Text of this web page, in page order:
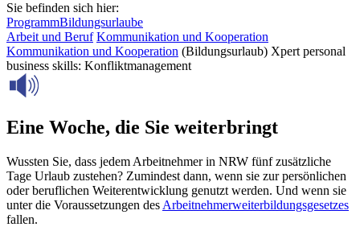
Sie befinden sich hier:
ProgrammBildungsurlaube
Arbeit und Beruf Kommunikation und Kooperation
Kommunikation und Kooperation (Bildungsurlaub) Xpert personal
business skills: Konfliktmanagement
Eine Woche, die Sie weiterbringt
Wussten Sie, dass jedem Arbeitnehmer in NRW fünf zusätzliche
Tage Urlaub zustehen? Zumindest dann, wenn sie zur persönlichen
oder beruflichen Weiterentwicklung genutzt werden. Und wenn sie
unter die Voraussetzungen des Arbeitnehmerweiterbildungsgesetzes
fallen.